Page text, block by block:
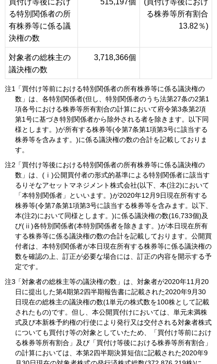
買付け等後におけ
る特別関係者の所
有株券等に係る議
決権の数
515,197個
(買付け等後におけ
る株券等所有割合
13.82％)
対象者の総株主の
議決権の数
3,718,366個
注1
「買付け等前における特別関係者の所有株券等に係る議決権の
数」は、各特別関係者(但し、特別関係者のうち法第27条の2第1
項各号における株券等所有割合の計算において府令第3条第2項
第1号に基づき特別関係者から除外される者を除きます。以下同
様とします。)が所有する株券等(令第7条第1項第3号に該当する
株券等を含みます。)に係る議決権の数の合計を記載しておりま
す。
注2 「買付け等後における特別関係者の所有株券等に係る議決権の
数」は、(ⅰ)公開買付者の形式的基準による特別関係者に該当す
るりそなアセットマネジメント株式会社(以下、本(注2)において
「本特別関係者」といいます。)が2020年12月9日現在所有する
株券等(令第7条第1項第3号に該当する株券等を含みます。以下、
本(注2)において同様とします。)に係る議決権の数(16,733個)及
び(ⅱ)各特別関係者(本特別関係者を除きます。)が本日現在所有
する株券等に係る議決権の数の合計を記載しております。公開買
付者は、本特別関係者が本日現在所有する株券等に係る議決権の
数を確認の上、訂正が必要な場合には、訂正の内容を開示する予
定です。
注3 「対象者の総株主等の議決権の数」は、対象者が2020年11月20
日に提出した第4期第2四半期報告書に記載された2020年9月30
日現在の総株主の議決権の数(1単元の株式数を100株として記載
されたもの)です。但し、本公開買付けにおいては、単元未満株
式及び本新株予約権の行使により発行又は交付される対象者株式
についても買付け等の対象としていたため、「買付け等前におけ
る株券等所有割合」及び「買付け等後における株券等所有割合」
の計算においては、本第2四半期決算短信に記載された2020年9